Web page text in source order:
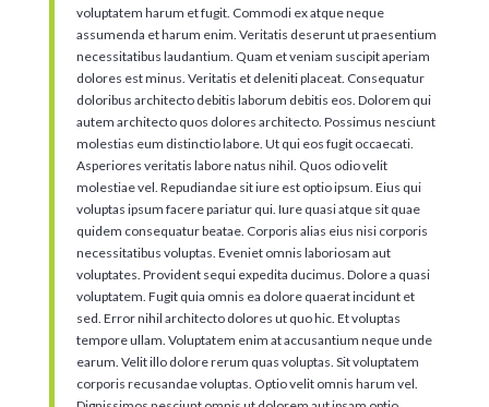
voluptatem harum et fugit. Commodi ex atque neque
assumenda et harum enim. Veritatis deserunt ut praesentium
necessitatibus laudantium. Quam et veniam suscipit aperiam
dolores est minus. Veritatis et deleniti placeat. Consequatur
doloribus architecto debitis laborum debitis eos. Dolorem qui
autem architecto quos dolores architecto. Possimus nesciunt
molestias eum distinctio labore. Ut qui eos fugit occaecati.
Asperiores veritatis labore natus nihil. Quos odio velit
molestiae vel. Repudiandae sit iure est optio ipsum. Eius qui
voluptas ipsum facere pariatur qui. Iure quasi atque sit quae
quidem consequatur beatae. Corporis alias eius nisi corporis
necessitatibus voluptas. Eveniet omnis laboriosam aut
voluptates. Provident sequi expedita ducimus. Dolore a quasi
voluptatem. Fugit quia omnis ea dolore quaerat incidunt et
sed. Error nihil architecto dolores ut quo hic. Et voluptas
tempore ullam. Voluptatem enim at accusantium neque unde
earum. Velit illo dolore rerum quas voluptas. Sit voluptatem
corporis recusandae voluptas. Optio velit omnis harum vel.